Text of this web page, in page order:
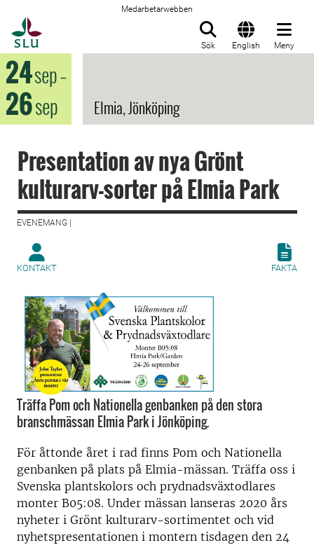
Medarbetarwebben
Sök English Meny
24sep–
26sep Elmia, Jönköping
Presentation av nya Grönt
kulturarv-sorter på Elmia Park
EVENEMANG |
KONTAKT FAKTA
Träffa Pom och Nationella genbanken på den stora
branschmässan Elmia Park i Jönköping.
För åttonde året i rad finns Pom och Nationella
genbanken på plats på Elmia-mässan. Träffa oss i
Svenska plantskolors och prydnadsväxtodlares
monter B05:08. Under mässan lanseras 2020 års
nyheter i Grönt kulturarv-sortimentet och vid
nyhetspresentationen i montern tisdagen den 24